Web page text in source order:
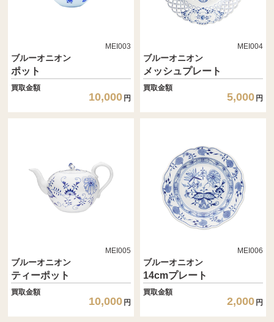
MEI003
ブルーオニオン
ポット
買取金額
10,000 円
MEI004
ブルーオニオン
メッシュプレート
買取金額
5,000 円
MEI005
ブルーオニオン
ティーポット
買取金額
10,000 円
MEI006
ブルーオニオン
14cmプレート
買取金額
2,000 円